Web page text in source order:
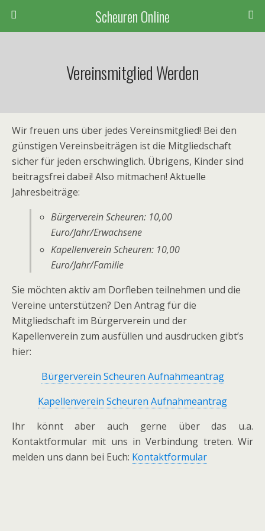
Scheuren Online
Vereinsmitglied Werden
Wir freuen uns über jedes Vereinsmitglied! Bei den
günstigen Vereinsbeiträgen ist die Mitgliedschaft
sicher für jeden erschwinglich. Übrigens, Kinder sind
beitragsfrei dabei! Also mitmachen! Aktuelle
Jahresbeiträge:
Bürgerverein Scheuren: 10,00
Euro/Jahr/Erwachsene
Kapellenverein Scheuren: 10,00
Euro/Jahr/Familie
Sie möchten aktiv am Dorfleben teilnehmen und die
Vereine unterstützen? Den Antrag für die
Mitgliedschaft im Bürgerverein und der
Kapellenverein zum ausfüllen und ausdrucken gibt’s
hier:
Bürgerverein Scheuren Aufnahmeantrag
Kapellenverein Scheuren Aufnahmeantrag
Ihr könnt aber auch gerne über das u.a.
Kontaktformular mit uns in Verbindung treten. Wir
melden uns dann bei Euch: Kontaktformular